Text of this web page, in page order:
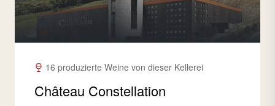
16 produzierte Weine von dieser Kellerei
Château Constellation